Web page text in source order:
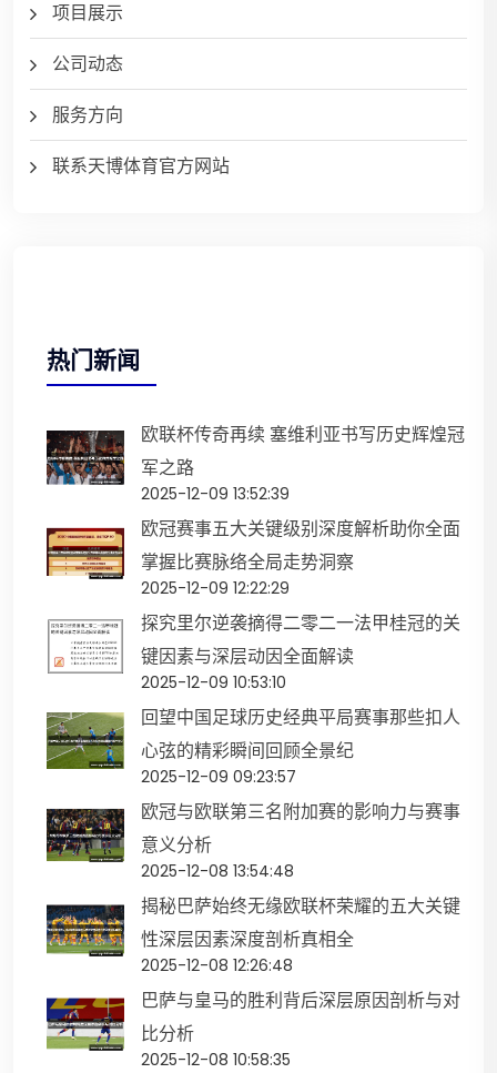
项目展示
公司动态
服务方向
联系天博体育官方网站
热门新闻
欧联杯传奇再续 塞维利亚书写历史辉煌冠
军之路
2025-12-09 13:52:39
欧冠赛事五大关键级别深度解析助你全面
掌握比赛脉络全局走势洞察
2025-12-09 12:22:29
探究里尔逆袭摘得二零二一法甲桂冠的关
键因素与深层动因全面解读
2025-12-09 10:53:10
回望中国足球历史经典平局赛事那些扣人
心弦的精彩瞬间回顾全景纪
2025-12-09 09:23:57
欧冠与欧联第三名附加赛的影响力与赛事
意义分析
2025-12-08 13:54:48
揭秘巴萨始终无缘欧联杯荣耀的五大关键
性深层因素深度剖析真相全
2025-12-08 12:26:48
巴萨与皇马的胜利背后深层原因剖析与对
比分析
2025-12-08 10:58:35